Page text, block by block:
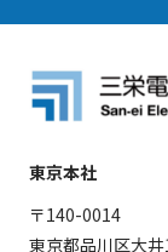
東京本社
〒140-0014
東京都品川区大